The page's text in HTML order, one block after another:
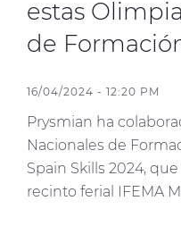
Contáctanos
CABLEAPP PRY
PRYSMIAN CLUB
estas
de
16/04/2024 - 12:20 PM
Prysmian ha
Nacionales de
Spain Skills 2024,
recinto ferial IFEMA